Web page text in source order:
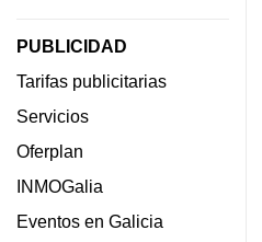
PUBLICIDAD
Tarifas publicitarias
Servicios
Oferplan
INMOGalia
Eventos en Galicia